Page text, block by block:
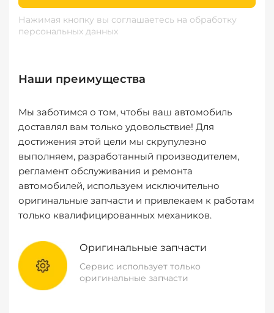
Нажимая кнопку вы соглашаетесь на обработку
персональных данных
Наши преимущества
Мы заботимся о том, чтобы ваш автомобиль
доставлял вам только удовольствие! Для
достижения этой цели мы скрупулезно
выполняем, разработанный производителем,
регламент обслуживания и ремонта
автомобилей, используем исключительно
оригинальные запчасти и привлекаем к работам
только квалифицированных механиков.
Оригинальные запчасти
Сервис использует только
оригинальные запчасти